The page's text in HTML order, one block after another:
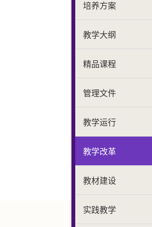
培养方案
教学大纲
精品课程
管理文件
教学运行
教学改革
教材建设
实践教学